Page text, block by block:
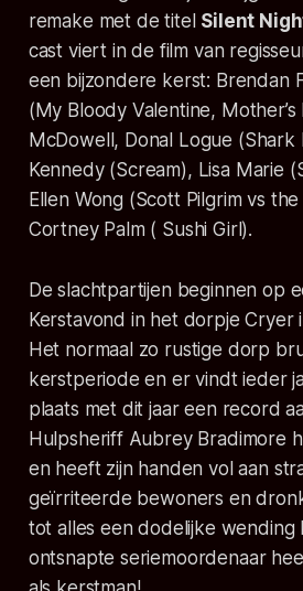
remake met de titel Silent
cast viert in de film van
een bijzondere kerst: Brendan
(My Bloody Valentine, Mother’s
McDowell, Donal Logue (Shark
Kennedy (Scream), Lisa Marie
Ellen Wong (Scott Pilgrim vs
Cortney Palm ( Sushi Girl).
De slachtpartijen beginnen op
Kerstavond in het dorpje Cryer
Het normaal zo rustige dorp
kerstperiode en er vindt ieder
plaats met dit jaar een record
Hulpsheriff Aubrey Bradimore
en heeft zijn handen vol aan
geïrriteerde bewoners en
tot alles een dodelijke wending
ontsnapte seriemoordenaar